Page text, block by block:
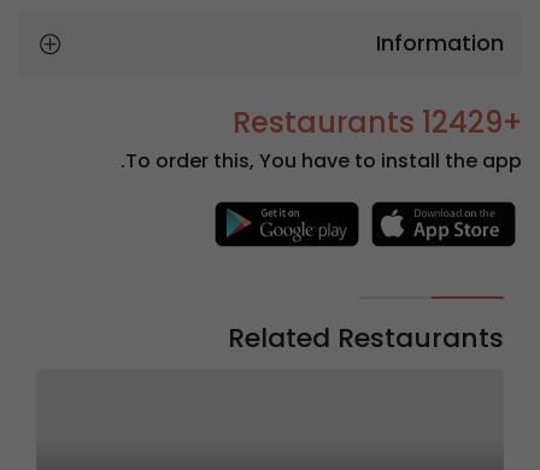
Information
+12429 Restaurants
To order this, You have to install the app.
Related Restaurants